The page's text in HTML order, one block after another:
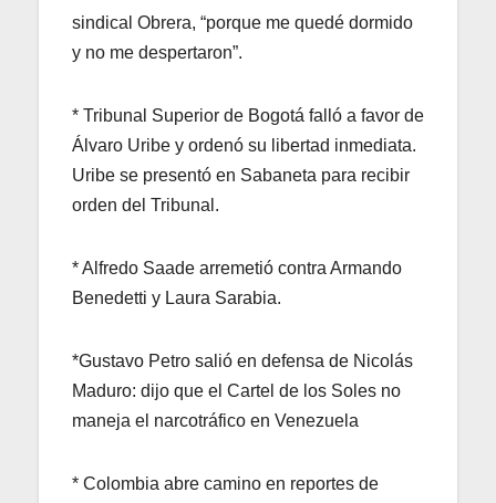
sindical Obrera, “porque me quedé dormido
y no me despertaron”.
* Tribunal Superior de Bogotá falló a favor de
Álvaro Uribe y ordenó su libertad inmediata.
Uribe se presentó en Sabaneta para recibir
orden del Tribunal.
* Alfredo Saade arremetió contra Armando
Benedetti y Laura Sarabia.
*Gustavo Petro salió en defensa de Nicolás
Maduro: dijo que el Cartel de los Soles no
maneja el narcotráfico en Venezuela
* Colombia abre camino en reportes de